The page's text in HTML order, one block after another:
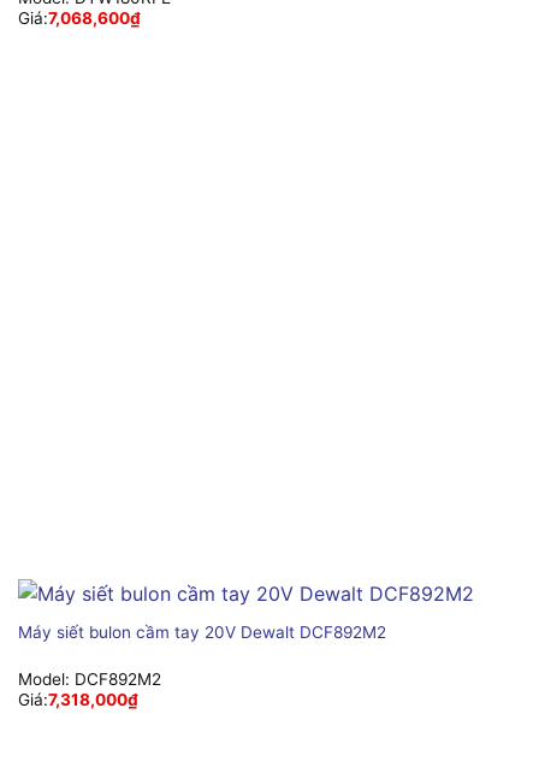
Giá:7,068,600₫
Máy siết bulon cầm tay 20V Dewalt DCF892M2
Model: DCF892M2
Giá:7,318,000₫